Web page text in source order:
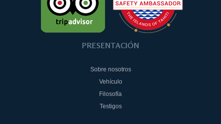
PRESENTACIÓN
Sobre nosotros
Vehículo
Filosofía
Testigos